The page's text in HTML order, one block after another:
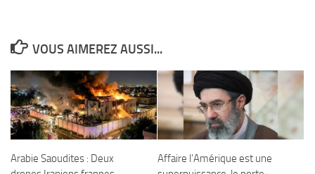
VOUS AIMEREZ AUSSI...
Arabie Saoudites : Deux
Affaire l’Amérique est une